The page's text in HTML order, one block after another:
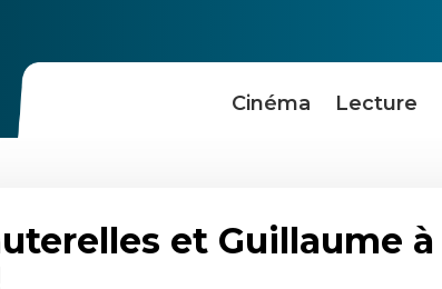
Cinéma Lecture
et Guillaume à